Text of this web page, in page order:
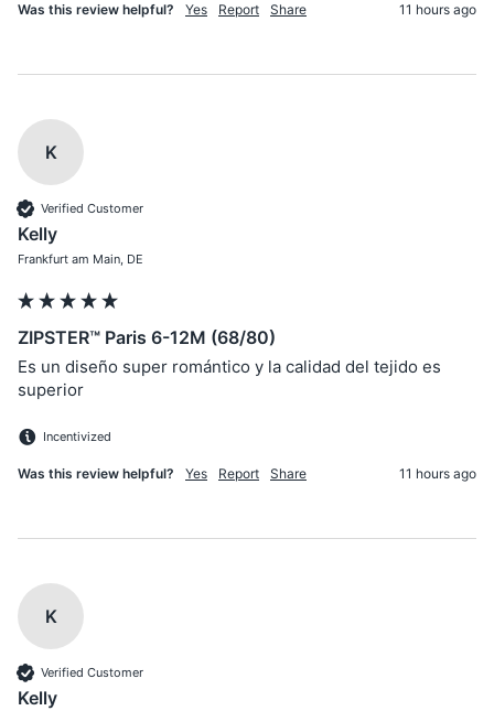
Was this review helpful? Yes Report Share 11 hours ago
K
Verified Customer
Kelly
Frankfurt am Main, DE
ZIPSTER™ Paris 6-12M (68/80)
Es un diseño super romántico y la calidad del tejido es
superior
Incentivized
Was this review helpful? Yes Report Share 11 hours ago
K
Verified Customer
Kelly